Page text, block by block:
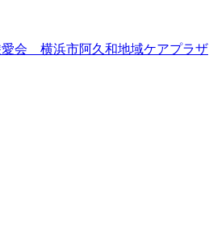
会 横浜市阿久和地域ケアプラザ